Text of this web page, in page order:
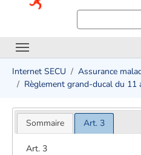
Internet SECU Assurance
Règlement grand-ducal du 11
Sommaire Art. 3
Art. 3